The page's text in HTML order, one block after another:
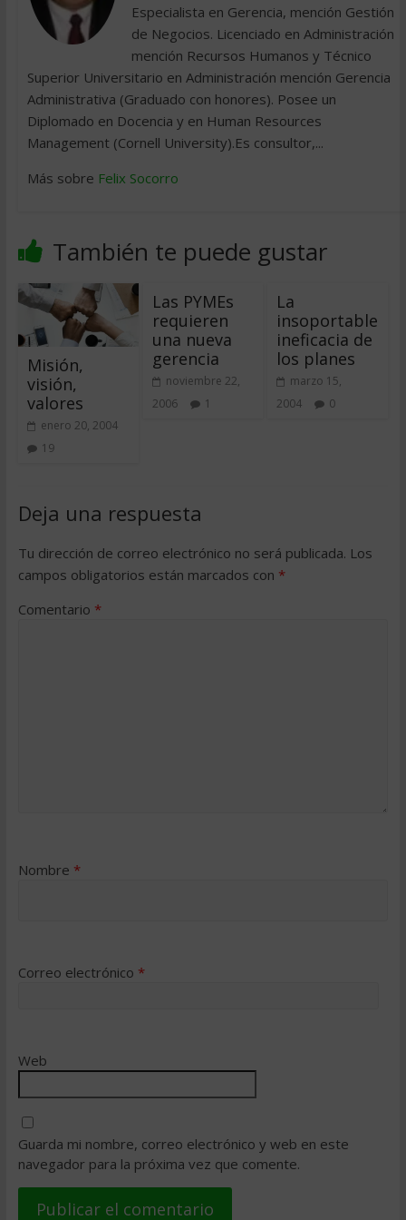
Especialista en Gerencia, mención Gestión
de Negocios. Licenciado en Administración
mención Recursos Humanos y Técnico
Superior Universitario en Administración mención Gerencia
Administrativa (Graduado con honores). Posee un
Diplomado en Docencia y en Human Resources
Management (Cornell University).Es consultor,...
Más sobre Felix Socorro
También te puede gustar
Misión,
visión,
valores
enero 20, 2004
19
Las PYMEs
requieren
una nueva
gerencia
noviembre 22,
2006
1
La
insoportable
ineficacia de
los planes
marzo 15,
2004
0
Deja una respuesta
Tu dirección de correo electrónico no será publicada. Los
campos obligatorios están marcados con *
Comentario *
Nombre *
Correo electrónico *
Web
Guarda mi nombre, correo electrónico y web en este
navegador para la próxima vez que comente.